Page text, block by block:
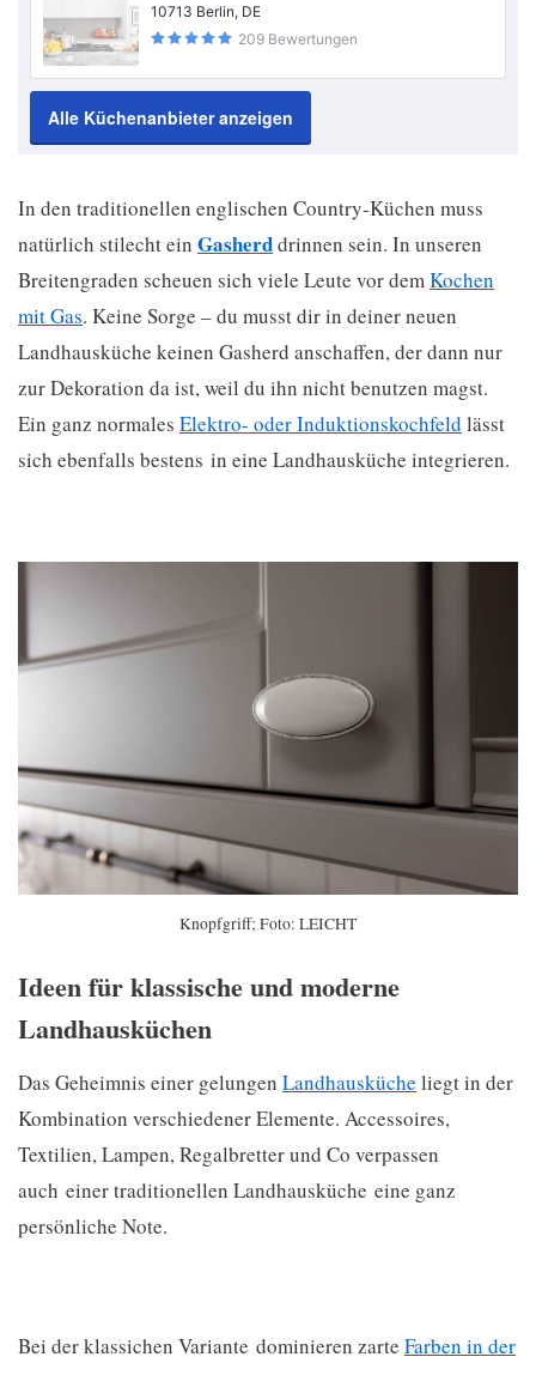
10713 Berlin, DE
209 Bewertungen
Alle Küchenanbieter anzeigen
In den traditionellen englischen Country-Küchen muss
natürlich stilecht ein Gasherddrinnen sein. In unseren
Breitengraden scheuen sich viele Leute vor demKochen
mit Gas. Keine Sorge – du musst dir in deiner neuen
Landhausküche keinen Gasherd anschaffen, der dann nur
zur Dekoration da ist, weil du ihn nicht benutzen magst.
Ein ganz normales Elektro- oder Induktionskochfeld lässt
sich ebenfalls bestens in eine Landhausküche integrieren.
Knopfgriff; Foto: LEICHT
Ideen für klassische und moderne
Landhausküchen
Das Geheimnis einer gelungen Landhausküche liegt in der
Kombination verschiedener Elemente. Accessoires,
Textilien, Lampen, Regalbretter und Co verpassen
auch einer traditionellen Landhausküche eine ganz
persönliche Note.
Bei der klassichen Variante dominieren zarte Farben in der